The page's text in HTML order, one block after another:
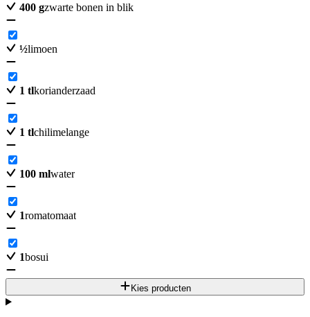
400 gzwarte bonen in blik
½limoen
1 tlkorianderzaad
1 tlchilimelange
100 mlwater
1romatomaat
1bosui
Kies producten